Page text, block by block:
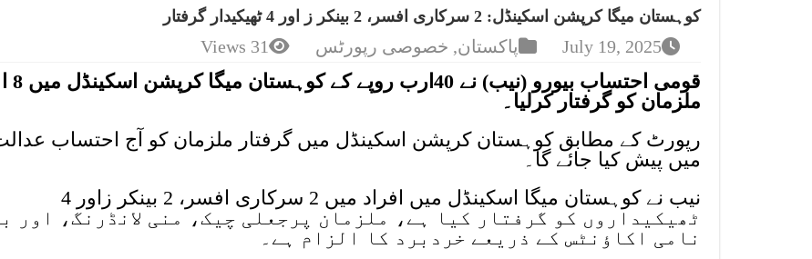
کوہستان میگا کرپشن اسکینڈل: 2 سرکاری افسر، 2 بینکر ز اور 4 ٹھیکیدار گرفتار
July 19, 2025 پاکستان, خصوصی رپورٹس 31 Views
ملزمان کو گرفتار کرلیا۔
رپورٹ کے مطابق کوہستان کرپشن اسکینڈل میں گرفتار ملزمان کو آج احتساب
میں پیش کیا جائے گا۔
نیب نے کوہستان میگا اسکینڈل میں افراد میں 2 سرکاری افسر، 2 بینکر زاور 4
ٹھیکیداروں کو گرفتار کیا ہے، ملزمان پرجعلی چیک، منی لانڈرنگ، اور
نامی اکاؤنٹس کے ذریعے خردبرد کا الزام ہے۔